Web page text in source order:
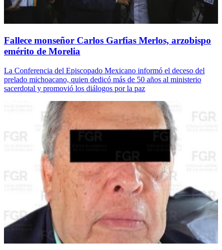
Fallece monseñor Carlos Garfias Merlos, arzobispo
emérito de Morelia
La Conferencia del Episcopado Mexicano informó el deceso del
prelado michoacano, quien dedicó más de 50 años al ministerio
sacerdotal y promovió los diálogos por la paz